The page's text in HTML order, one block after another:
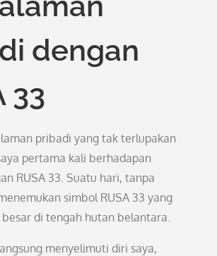
dengan
33
pribadi yang tak terlupakan
pertama kali berhadapan
RUSA 33. Suatu hari, tanpa
simbol RUSA 33 yang
di tengah hutan belantara.
menyelimuti diri saya,